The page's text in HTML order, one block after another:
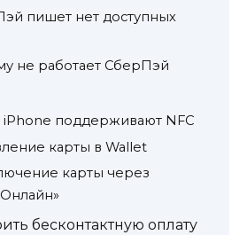
пишет нет доступных
не работает СберПэй
iPhone поддерживают NFC
карты в Wallet
карты через
бесконтактную оплату